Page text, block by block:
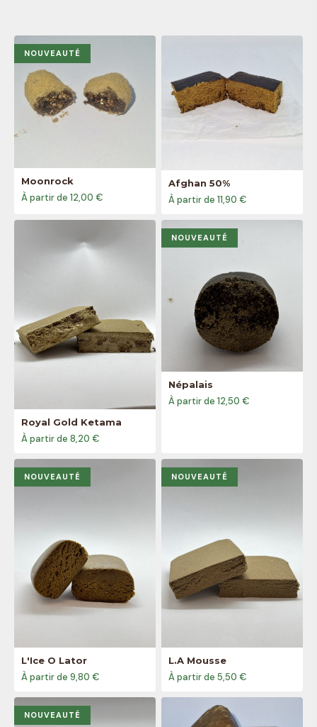
NOUVEAUTÉ
Moonrock
À partir de 12,00 €
Afghan 50%
À partir de 11,90 €
Royal Gold Ketama
À partir de 8,20 €
NOUVEAUTÉ
Népalais
À partir de 12,50 €
NOUVEAUTÉ
L'Ice O Lator
À partir de 9,80 €
NOUVEAUTÉ
L.A Mousse
À partir de 5,50 €
NOUVEAUTÉ